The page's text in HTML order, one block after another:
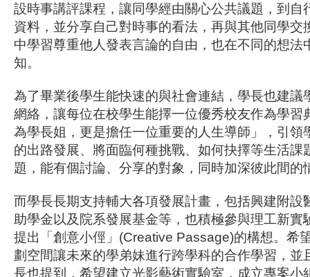
設時事講評課程，讓同學經由關心公共議題，到自
資料，並分享自己對時事的看法，再與其他同學交
中學習尊重他人發表言論的自由，也在不同的想法
知。
為了畢業後學生能快速的與社會連結，學長也建議
網絡，讓每位在校學生能擇一位優秀校友作為學習
為學長姐，更是擔任一位重要的人生導師」，引領
的出路發展、將面臨何種挑戰、如何抉擇等生活課
題，能有個討論、分享的對象，同時加深彼此間的
而學長長期支持輔大各項發展計畫，包括興建附設
助學金以及院系發展基金等，也積極參與理工新實
提出「創意小俓」(Creative Passage)的構想。希
劃空間讓未來的學弟妹進行跨學科的合作學習，並
長也提到，希望建立光影藝術實驗室，成立專案小